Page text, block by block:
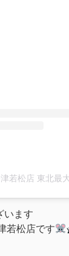
います
若松店です